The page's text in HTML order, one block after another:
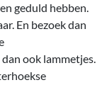
geduld hebben.
En bezoek dan
ook lammetjes.